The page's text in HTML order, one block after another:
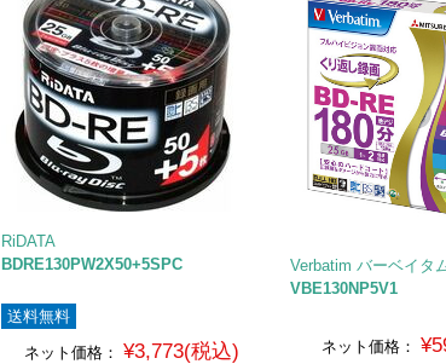
RiDATA
BDRE130PW2X50+5SPC
送料無料
ネット価格： ¥3,773(税込)
Verbatim バーベイタ
VBE130NP5V1
ネット価格：